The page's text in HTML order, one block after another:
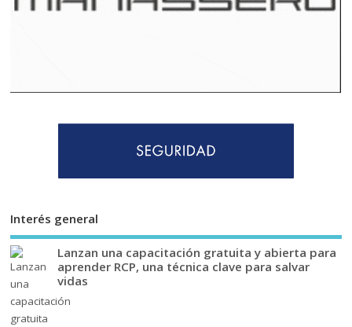
Interés general
Lanzan una capacitación gratuita y abierta para
aprender RCP, una técnica clave para salvar
vidas